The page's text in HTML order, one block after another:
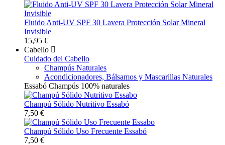
Fluido Anti-UV SPF 30 Lavera Protección Solar Mineral
Invisible
15,95 €
Cabello
Cuidado del Cabello
Champús Naturales
Acondicionadores, Bálsamos y Mascarillas Naturales
Essabó Champús 100% naturales
Champú Sólido Nutritivo Essabó
7,50 €
Champú Sólido Uso Frecuente Essabó
7,50 €